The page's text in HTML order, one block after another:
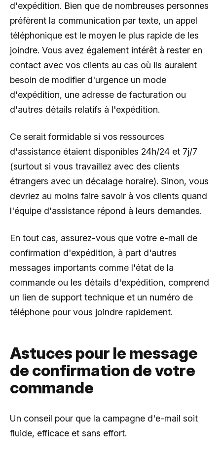
d'expédition. Bien que de nombreuses personnes
préfèrent la communication par texte, un appel
téléphonique est le moyen le plus rapide de les
joindre. Vous avez également intérêt à rester en
contact avec vos clients au cas où ils auraient
besoin de modifier d'urgence un mode
d'expédition, une adresse de facturation ou
d'autres détails relatifs à l'expédition.
Ce serait formidable si vos ressources
d'assistance étaient disponibles 24h/24 et 7j/7
(surtout si vous travaillez avec des clients
étrangers avec un décalage horaire). Sinon, vous
devriez au moins faire savoir à vos clients quand
l'équipe d'assistance répond à leurs demandes.
En tout cas, assurez-vous que votre e-mail de
confirmation d'expédition, à part d'autres
messages importants comme l'état de la
commande ou les détails d'expédition, comprend
un lien de support technique et un numéro de
téléphone pour vous joindre rapidement.
Astuces pour le message
de confirmation de votre
commande
Un conseil pour que la campagne d'e-mail soit
fluide, efficace et sans effort.